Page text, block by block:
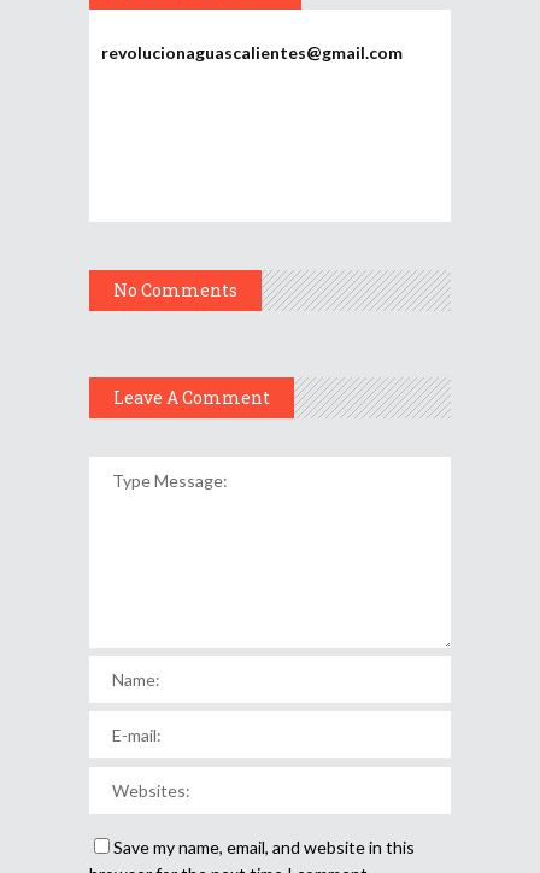
revolucionaguascalientes@gmail.com
No Comments
Leave A Comment
Save my name, email, and website in this